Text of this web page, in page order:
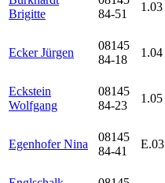
Brigitte
84-51
1.03
Ecker Jürgen
08145
84-18
1.04
Eckstein
Wolfgang
08145
84-23
1.05
Egenhofer Nina
08145
84-41
E.03